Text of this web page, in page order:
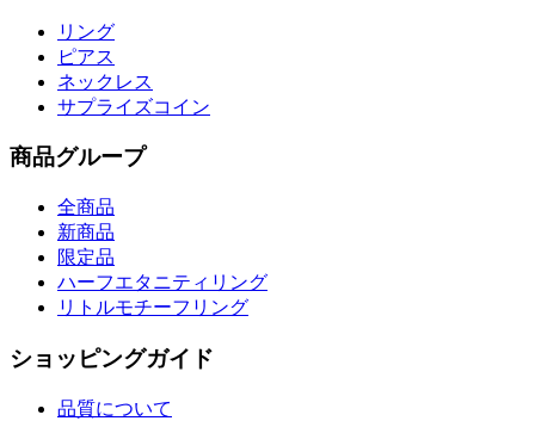
リング
ピアス
ネックレス
サプライズコイン
商品グループ
全商品
新商品
限定品
ハーフエタニティリング
リトルモチーフリング
ショッピングガイド
品質について